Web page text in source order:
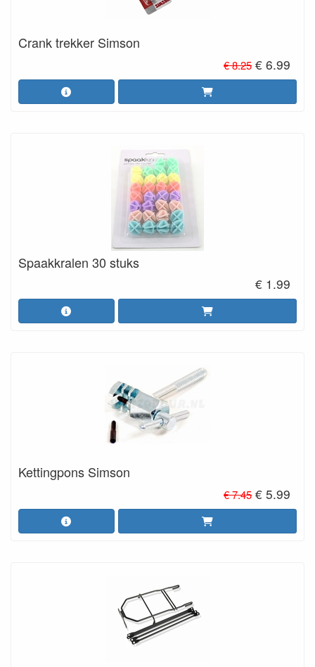
Crank trekker Simson
€ 8.25 € 6.99
Spaakkralen 30 stuks
€ 1.99
Kettingpons Simson
€ 7.45 € 5.99